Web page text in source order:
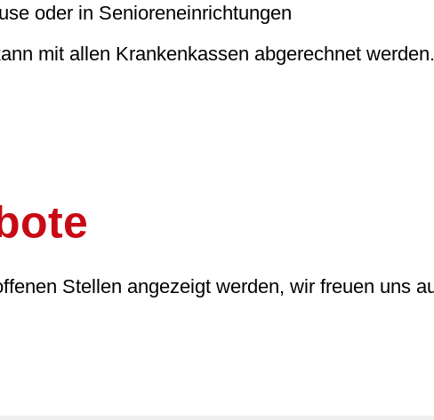
oder in Senioreneinrichtungen
mit allen Krankenkassen abgerechnet werden.
Stellen angezeigt werden, wir freuen uns